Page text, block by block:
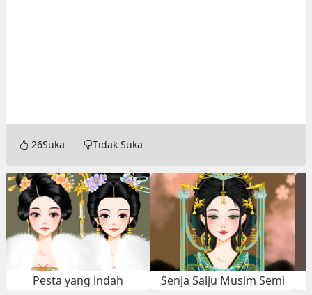
Pesta yang indah Senja Salju Musim Semi
26Suka Tidak Suka